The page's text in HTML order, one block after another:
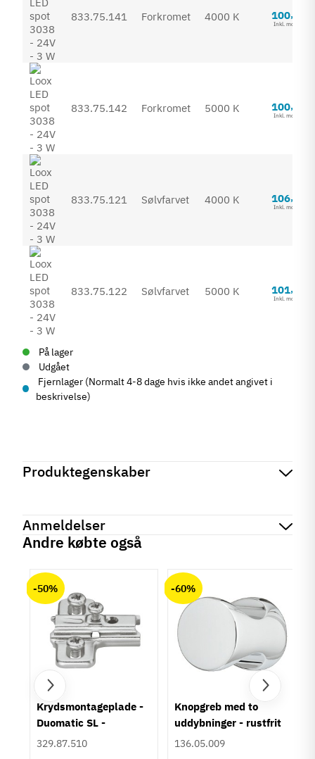
833.75.141 Forkromet 4000 K 100,
Inkl. moms
833.75.142 Forkromet 5000 K 100,
Inkl. moms
833.75.121 Sølvfarvet 4000 K 106,
Inkl. moms
833.75.122 Sølvfarvet 5000 K 101,
Inkl. moms
På lager
Udgået
Fjernlager (Normalt 4-8 dage hvis ikke andet angivet i
beskrivelse)
Produktegenskaber
På lager0 Enhed
Produktinformation
Lysstyrke - Lumen (lm)
200-299 lm
IP-godkendelse
Lysfarve - Kelvin (k)
4000 K
5000 K
Energimærke
TilstandNy
Anmeldelser
Andre købte også
-50%
Krydsmontageplade -
Duomatic SL -
Euroskruer
329.87.510
-60%
Knopgreb med to
uddybninger - rustfrit
stål
136.05.009